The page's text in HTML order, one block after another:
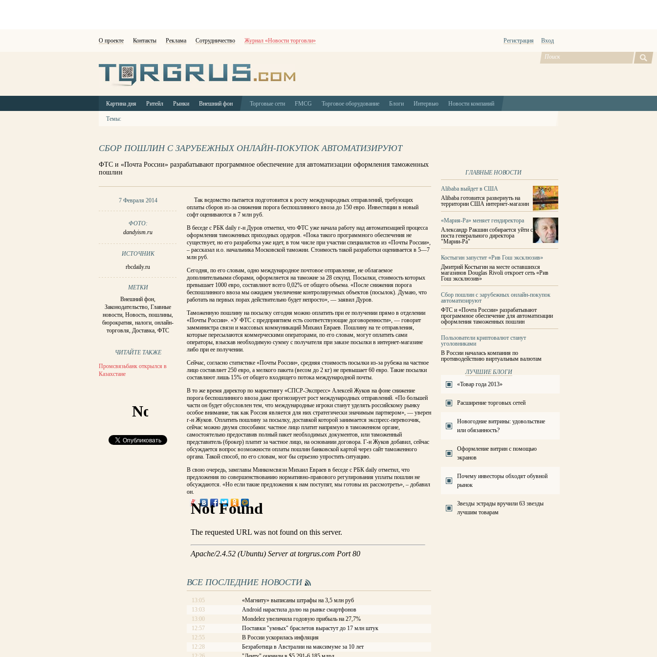
О проекте Контакты Реклама Сотрудничество Журнал «Новости торговли» Регистрация Вход
Картина дня Ритейл Рынки Внешний фон Торговые сети FMCG Торговое оборудование Блоги Интервью Новости компаний
Темы:
СБОР ПОШЛИН С ЗАРУБЕЖНЫХ ОНЛАЙН-ПОКУПОК АВТОМАТИЗИРУЮТ
ФТС и «Почта России» разрабатывают программное обеспечение для автоматизации оформления таможенных
пошлин
7 Февраля 2014
ФОТО:
dandyism.ru
ИСТОЧНИК
rbcdaily.ru
МЕТКИ
Внешний фон,
Законодательство, Главные
новости, Новость, пошлины,
бюрократия, налоги, онлайн-
торговля, Доставка, ФТС
ЧИТАЙТЕ ТАКЖЕ
Промсвязьбанк открылся в
Казахстане
Так ведомство пытается подготовится к росту международных отправлений, требующих
оплаты сборов из-за снижения порога беспошлинного ввоза до 150 евро. Инвестиции в новый
софт оцениваются в 7 млн руб.
В беседе с РБК daily г-н Дуров отметил, что ФТС уже начала работу над автоматизацией процесса
оформления таможенных приходных ордеров. «Пока такого программного обеспечения не
существует, но его разработка уже идет, в том числе при участии специалистов из «Почты России»,
– рассказал и.о. начальника Московской таможни. Стоимость такой разработки оценивается в 5—7
млн руб.
Сегодня, по его словам, одно международное почтовое отправление, не облагаемое
дополнительными сборами, оформляется на таможне за 28 секунд. Посылки, стоимость которых
превышает 1000 евро, составляют всего 0,02% от общего объема. «После снижения порога
беспошлинного ввоза мы ожидаем увеличение контролируемых объектов (посылок). Думаю, что
работать на первых порах действительно будет непросто», — заявил Дуров.
Таможенную пошлину на посылку сегодня можно оплатить при ее получении прямо в отделении
«Почты России». «У ФТС с предприятием есть соответствующие договоренности», — говорит
замминистра связи и массовых коммуникаций Михаил Евраев. Пошлину на те отправления,
которые пересылаются коммерческими операторами, по его словам, могут оплатить сами
операторы, взыскав необходимую сумму с получателя при заказе посылки в интернет-магазине
либо при ее получении.
Сейчас, согласно статистике «Почты России», средняя стоимость посылки из-за рубежа на частное
лицо составляет 250 евро, а мелкого пакета (весом до 2 кг) не превышает 60 евро. Такие посылки
составляют лишь 15% от общего входящего потока международной почты.
В то же время директор по маркетингу «СПСР-Экспресс» Алексей Жуков на фоне снижение
порога беспошлинного ввоза даже прогнозирует рост международных отправлений. «По большей
части он будет обусловлен тем, что международные игроки станут уделять российскому рынку
особое внимание, так как Россия является для них стратегически значимым партнером», — уверен
г-н Жуков. Оплатить пошлину за посылку, доставкой которой занимается экспресс-перевозчик,
сейчас можно двумя способами: частное лицо платит напрямую в таможенном органе,
самостоятельно предоставив полный пакет необходимых документов, или таможенный
представитель (брокер) платит за частное лицо, на основании договора. Г-н Жуков добавил, сейчас
обсуждается вопрос возможности оплаты пошлин банковской картой через сайт таможенного
органа. Такой способ, по его словам, мог бы серьезно упростить ситуацию.
В свою очередь, замглавы Минкомсвязи Михаил Евраев в беседе с РБК daily отметил, что
предложения по совершенствованию нормативно-правового регулирования уплаты пошлин не
обсуждаются. «Но если такие предложения к нам поступят, мы готовы их рассмотреть», – добавил
он.
ВСЕ ПОСЛЕДНИЕ НОВОСТИ
13:05
«Магниту» выписаны штрафы на 3,5 млн руб
13:03
Android нарастила долю на рынке смартфонов
13:00
Mondelez увеличила годовую прибыль на 27,7%
12:57
Поставки "умных" браслетов вырастут до 17 млн штук
12:55
В России ускорилась инфляция
12:28
Безработица в Австралии на максимуме за 10 лет
ГЛАВНЫЕ НОВОСТИ
Alibaba выйдет в США
Alibaba готовится развернуть на
территории США интернет-магазин
«Мария-Ра» меняет гендиректора
Александр Ракшин собирается уйти с
поста генерального директора
"Марии-Ра"
Костыгин запустит «Рив Гош эксклюзив»
Дмитрий Костыгин на месте оставшихся
магазинов Douglas Rivoli откроет сеть «Рив
Гош эксклюзив»
Сбор пошлин с зарубежных онлайн-покупок
автоматизируют
ФТС и «Почта России» разрабатывают
программное обеспечение для автоматизации
оформления таможенных пошлин
Пользователи криптовалют станут
уголовниками
В России началась компания по
противодействию виртуальным валютам
ЛУЧШИЕ БЛОГИ
«Товар года 2013»
Расширение торговых сетей
Новогодние витрины: удовольствие
или обязанность?
Оформление витрин с помощью
экранов
Почему инвесторы обходят обувной
рынок
Звезды эстрады вручили 63 звезды
лучшим товарам